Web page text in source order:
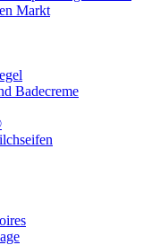
Markt
Badecreme